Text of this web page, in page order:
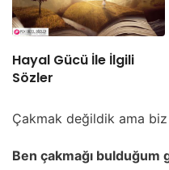
Hayal Gücü İle İlgili
Sözler
Çakmak değildik ama
Ben çakmağı bulduğum